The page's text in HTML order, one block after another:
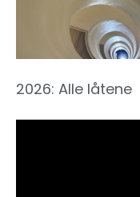
2026: Alle låtene